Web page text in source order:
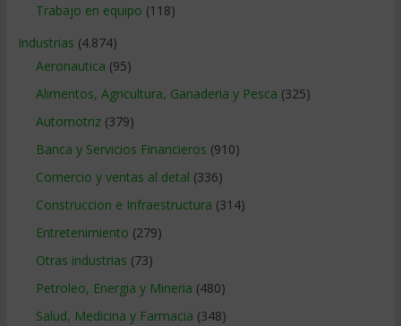
Trabajo en equipo (118)
Industrias (4.874)
Aeronautica (95)
Alimentos, Agricultura, Ganaderia y Pesca (325)
Automotriz(379)
Banca y Servicios Financieros (910)
Comercio y ventas al detal (336)
Construccion e Infraestructura (314)
Entretenimiento (279)
Otras industrias (73)
Petroleo, Energia y Mineria (480)
Salud, Medicina y Farmacia (348)